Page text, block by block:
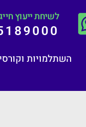
לשיחת ייעוץ
השתלמויות